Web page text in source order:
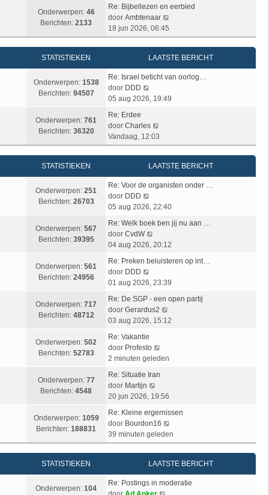
i
t
b
e
r
c
t
t
s
t
e
b
e
r
i
h
Onderwerpen: 46
Berichten: 2133
Re: Bijbellezen en eerbied
door Ambtenaar
k
i
j
k
l
a
e
b
e
r
i
h
18 jun 2026, 06:45
STATISTIEKEN LAATSTE BERICHT
Onderwerpen: 1538
Berichten: 94507
Re: Israel beticht van oorlog…
door DDD
e
j
k
a
t
b
e
r
i
h
05 aug 2026, 19:49
Onderwerpen: 761
Berichten: 36320
Re: Erdee
door Charles
k
i
j
k
l
a
t
t
b
r
i
c
h
Vandaag, 12:03
STATISTIEKEN LAATSTE BERICHT
Onderwerpen: 251
Berichten: 26703
Re: Voor de organisten onder …
door DDD
e
i
j
k
l
a
t
e
e
r
c
h
t
05 aug 2026, 22:40
Onderwerpen: 567
Berichten: 39395
Re: Welk boek ben jij nu aan …
door CvdW
e
i
k
l
a
a
t
e
b
e
r
c
h
t
04 aug 2026, 20:12
Onderwerpen: 561
Berichten: 24956
Re: Preken beluisteren op int…
door DDD
e
j
k
a
a
s
t
e
b
e
r
i
c
h
t
01 aug 2026, 23:39
Onderwerpen: 717
Berichten: 48712
Re: De SGP - een open partij
door Gerardus2
e
k
a
s
t
e
e
i
03 aug 2026, 15:12
Onderwerpen: 502
Berichten: 52783
Re: Vakantie
door Profesto
e
k
l
a
a
t
s
t
e
b
2 minuten geleden
Onderwerpen: 77
Berichten: 4548
Re: Situatie Iran
door Martijn
e
i
j
k
a
t
s
20 jun 2026, 19:56
Onderwerpen: 1059
Berichten: 188831
Re: Kleine ergernissen
door Bourdon16
e
k
i
j
k
l
39 minuten geleden
STATISTIEKEN LAATSTE BERICHT
Onderwerpen: 104
Re: Postings in moderatie